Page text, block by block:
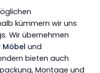
kümmern wir uns
Wir übernehmen
Möbel und
bieten auch
Montage und